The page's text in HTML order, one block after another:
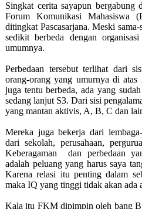
Singkat cerita sayapun bergabung
Forum Komunikasi Mahasiswa
ditingkat Pascasarjana. Meski
sedikit berbeda dengan
umumnya.
Perbedaan tersebut terlihat dari
orang-orang yang umurnya di
juga tentu berbeda, ada yang
sedang lanjut S3. Dari sisi
yang mantan aktivis, A, B, C dan
Mereka juga bekerja dari
dari sekolah, perusahaan,
Keberagaman dan perbedaan
adalah peluang yang harus saya
Karena relasi itu penting dalam
maka IQ yang tinggi tidak akan ada
Kala itu FKM dipimpin oleh bang